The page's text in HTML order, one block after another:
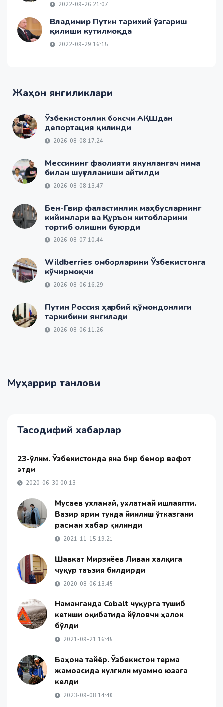
2022-09-26 21:07
Владимир Путин тарихий ўзгариш
қилиши кутилмоқда
2022-09-29 16:15
Жаҳон янгиликлари
Ўзбекистонлик боксчи АҚШдан
депортация қилинди
2026-08-08 17:24
Мессининг фаолияти якунлангач нима
билан шуғулланиши айтилди
2026-08-08 13:47
Бен-Гвир фаластинлик маҳбусларнинг
кийимлари ва Қуръон китобларини
тортиб олишни буюрди
2026-08-07 10:44
Wildberries омборларини Ўзбекистонга
кўчирмоқчи
2026-08-06 16:29
Путин Россия ҳарбий қўмондонлиги
таркибини янгилади
2026-08-06 11:26
Муҳаррир танлови
Тасодифий хабарлар
23-ўлим. Ўзбекистонда яна бир бемор вафот
этди
2020-06-30 00:13
Мусаев ухламай, ухлатмай ишлаяпти.
Вазир ярим тунда йиғилиш ўтказгани
расман хабар қилинди
2021-11-15 19:21
Шавкат Мирзиёев Ливан халқига
чуқур таъзия билдирди
2020-08-06 13:45
Наманганда Cobalt чуқурга тушиб
кетиши оқибатида йўловчи ҳалок
бўлди
2021-09-21 16:45
Баҳона тайёр. Ўзбекистон терма
жамоасида кулгили муаммо юзага
келди
2023-09-08 14:40